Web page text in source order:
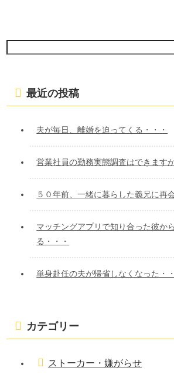
最近の投稿
夫が毎日、離婚を迫ってくる・・・
営業社員の勤務実態調査はできます
５０年前、一緒に暮らした義兄に再
マッチングアプリで知り合った彼か
る・・・
単身赴任の夫が帰省しなくなった・
カテゴリー
ストーカー・嫌がらせ